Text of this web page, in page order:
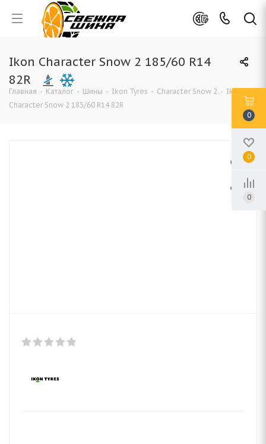
Ikon Character Snow 2 185/60 R14
82R
Главная - Каталог - Шины - Ikon Tyres - Character Snow 2 - Ikon
Character Snow 2 185/60 R14 82R
0
0
0